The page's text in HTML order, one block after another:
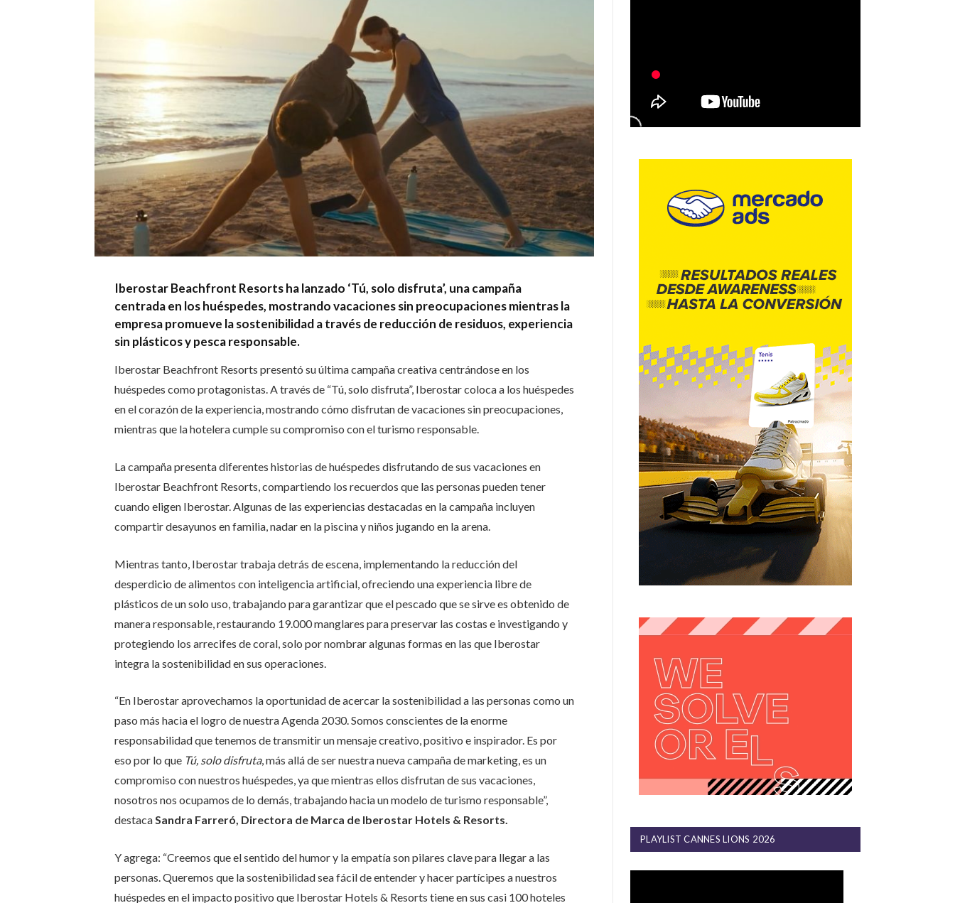
Iberostar Beachfront Resorts ha lanzado ‘Tú, solo disfruta’, una campaña
centrada en los huéspedes, mostrando vacaciones sin preocupaciones mientras la
empresa promueve la sostenibilidad a través de reducción de residuos, experiencia
sin plásticos y pesca responsable.
Iberostar Beachfront Resorts presentó su última campaña creativa centrándose en los
huéspedes como protagonistas. A través de “Tú, solo disfruta”, Iberostar coloca a los huéspedes
en el corazón de la experiencia, mostrando cómo disfrutan de vacaciones sin preocupaciones,
mientras que la hotelera cumple su compromiso con el turismo responsable.
La campaña presenta diferentes historias de huéspedes disfrutando de sus vacaciones en
Iberostar Beachfront Resorts, compartiendo los recuerdos que las personas pueden tener
cuando eligen Iberostar. Algunas de las experiencias destacadas en la campaña incluyen
compartir desayunos en familia, nadar en la piscina y niños jugando en la arena.
Mientras tanto, Iberostar trabaja detrás de escena, implementando la reducción del
desperdicio de alimentos con inteligencia artificial, ofreciendo una experiencia libre de
plásticos de un solo uso, trabajando para garantizar que el pescado que se sirve es obtenido de
manera responsable, restaurando 19.000 manglares para preservar las costas e investigando y
protegiendo los arrecifes de coral, solo por nombrar algunas formas en las que Iberostar
integra la sostenibilidad en sus operaciones.
“En Iberostar aprovechamos la oportunidad de acercar la sostenibilidad a las personas como un
paso más hacia el logro de nuestra Agenda 2030. Somos conscientes de la enorme
responsabilidad que tenemos de transmitir un mensaje creativo, positivo e inspirador. Es por
eso por lo que Tú, solo disfruta, más allá de ser nuestra nueva campaña de marketing, es un
compromiso con nuestros huéspedes, ya que mientras ellos disfrutan de sus vacaciones,
nosotros nos ocupamos de lo demás, trabajando hacia un modelo de turismo responsable”,
destacaSandra Farreró, Directora de Marca de Iberostar Hotels & Resorts.
Y agrega: “Creemos que el sentido del humor y la empatía son pilares clave para llegar a las
personas. Queremos que la sostenibilidad sea fácil de entender y hacer partícipes a nuestros
huéspedes en el impacto positivo que Iberostar Hotels & Resorts tiene en sus casi 100 hoteles
PLAYLIST CANNES LIONS 2026